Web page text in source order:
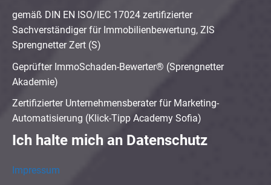
gemäß DIN EN ISO/IEC 17024 zertifizierter
Sachverständiger für Immobilienbewertung, ZIS
Sprengnetter Zert (S)
Geprüfter ImmoSchaden-Bewerter® (Sprengnetter
Akademie)
Zertifizierter Unternehmensberater für Marketing-
Automatisierung (Klick-Tipp Academy Sofia)
Ich halte mich an Datenschutz
Impressum